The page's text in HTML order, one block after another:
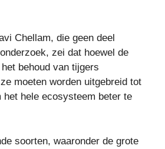
Chellam, die geen deel
zei dat hoewel de
behoud van tijgers
moeten worden uitgebreid tot
het hele ecosysteem beter te
soorten, waaronder de grote